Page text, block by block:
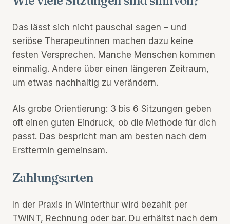
Das lässt sich nicht pauschal sagen – und
seriöse Therapeutinnen machen dazu keine
festen Versprechen. Manche Menschen kommen
einmalig. Andere über einen längeren Zeitraum,
um etwas nachhaltig zu verändern.
Als grobe Orientierung: 3 bis 6 Sitzungen geben
oft einen guten Eindruck, ob die Methode für dich
passt. Das bespricht man am besten nach dem
Ersttermin gemeinsam.
Zahlungsarten
In der Praxis in Winterthur wird bezahlt per
TWINT, Rechnung oder bar. Du erhältst nach dem